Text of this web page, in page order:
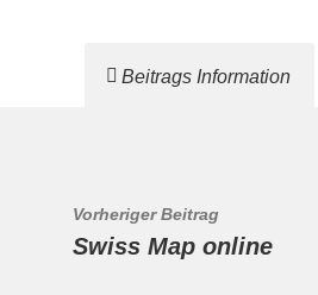
Beitrags Information
Vorheriger Beitrag
Swiss Map online